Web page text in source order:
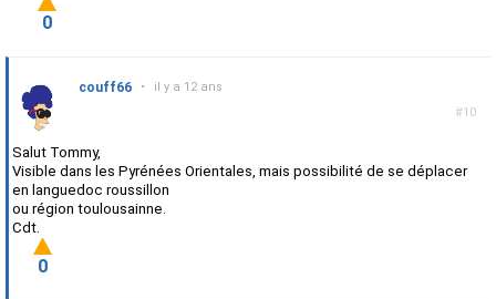
0
#10
couff66 • il y a 12 ans
Salut Tommy,
Visible dans les Pyrénées Orientales, mais possibilité de se déplacer
en languedoc roussillon
ou région toulousainne.
Cdt.
0